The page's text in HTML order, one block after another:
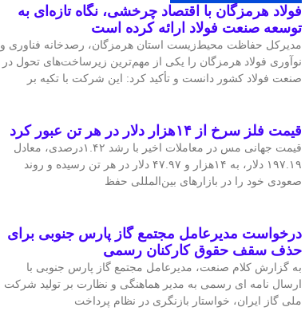
فولاد هرمزگان با اقتصاد چرخشی، نگاه تازه‌ای به
توسعه صنعت فولاد ارائه کرده است
مدیرکل حفاظت محیط‌زیست استان هرمزگان، رصدخانه فناوری و
نوآوری فولاد هرمزگان را یکی از مهم‌ترین زیرساخت‌های تحول در
صنعت فولاد کشور دانست و تأکید کرد: این شرکت با تکیه بر
قیمت فلز سرخ از ۱۴هزار دلار در هر تن عبور کرد
قیمت جهانی مس در معاملات اخیر با رشد ۱.۴۲درصدی، معادل
۱۹۷.۱۹ دلار، به ۱۴هزار و ۴۷.۹۷ دلار در هر تن رسیده و روند
صعودی خود را در بازارهای بین‌المللی حفظ
درخواست مدیرعامل مجتمع گاز پارس جنوبی برای
حذف سقف حقوق کارکنان رسمی
به گزارش کلام صنعت، مدیرعامل مجتمع گاز پارس جنوبی با
ارسال نامه ای رسمی به مدیر هماهنگی و نظارت بر تولید شرکت
ملی گاز ایران، خواستار بازنگری در نظام پرداخت